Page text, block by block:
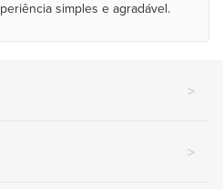
simples e agradável.
>
>